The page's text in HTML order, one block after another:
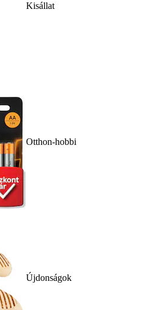
Kisállat
Otthon-hobbi
Újdonságok